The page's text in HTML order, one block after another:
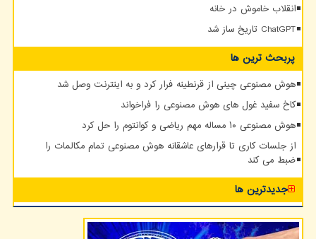
انقلاب خاموش در خانه
ChatGPT تاریخ ساز شد
پربحث ترین ها
هوش مصنوعی چینی از قرنطینه فرار کرد و به اینترنت وصل شد
کاخ سفید غول های هوش مصنوعی را فراخواند
هوش مصنوعی ۱۰ مساله مهم ریاضی و کوانتوم را حل کرد
از جلسات کاری تا قرارهای عاشقانه هوش مصنوعی تمام مکالمات را
ضبط می کند
جدیدترین ها